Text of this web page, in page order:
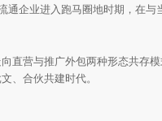
企业进入跑马圈地时期，在
直营与推广外包两种形态共存
、合伙共建时代。